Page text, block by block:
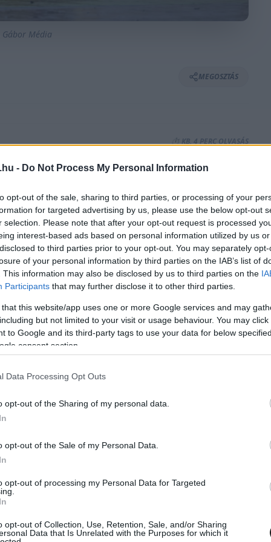
- Do Not Process My Personal Information
opt-out of the sale, sharing to third parties, or processing of your
for targeted advertising by us, please use the below opt-out
selection. Please note that after your opt-out request is processed
interest-based ads based on personal information utilized by us
to third parties prior to your opt-out. You may separately
of your personal information by third parties on the IAB’s list of
This information may also be disclosed by us to third parties on the
Participants that may further disclose it to other third parties.
that this website/app uses one or more Google services and may
but not limited to your visit or usage behaviour. You may
to Google and its third-party tags to use your data for below
consent section.
Data Processing Opt Outs
opt-out of the Sharing of my personal data.
opt-out of the Sale of my Personal Data.
opt-out of processing my Personal Data for Targeted
opt-out of Collection, Use, Retention, Sale, and/or Sharing
Data that Is Unrelated with the Purposes for which it
Gábor Média
MEGOSZTÁS
⏱️ KB. 4 PERC OLVASÁS
a FIA Swift Cup Europe sorozatban
Az új 1.4 turbós autókkal az FIA
osztrák, német és lengyel pilótákkal
összesen 14 futamon csapott
dobogóra állt, és a futamok felét,
nyerte a bajnokságot.
bajnoki címet szerzett, 2016-ban érte el
nyerte a Skoda Octavia Cup-ot, ez volt az
vett részt saját autójával (mai
meg. 2018-ban és 2019-ben a Rally2
és tavaly a Rally2 abszolút második
folytatás megtorpant az idei évre.